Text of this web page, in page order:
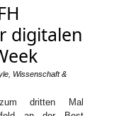
digitalen
Wissenschaft &
dritten Mal